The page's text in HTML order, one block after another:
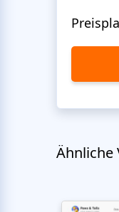
Ähnliche